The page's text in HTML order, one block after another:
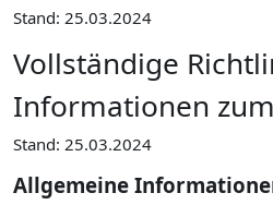
Stand: 25.03.2024
Vollständige
Informationen
Stand: 25.03.2024
Allgemeine